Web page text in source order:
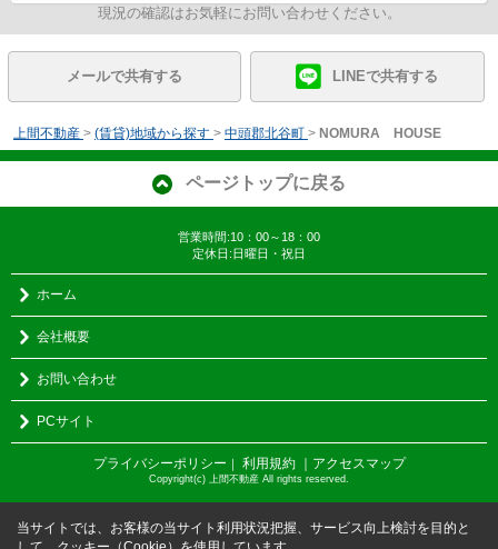
現況の確認はお気軽にお問い合わせください。
メールで共有する LINEで共有する
上間不動産 > (賃貸)地域から探す > 中頭郡北谷町 > NOMURA HOUSE
ページトップに戻る
営業時間:10：00～18：00
定休日:日曜日・祝日
ホーム
会社概要
お問い合わせ
PCサイト
プライバシーポリシー 利用規約 ｜アクセスマップ
Copyright(c) 上間不動産 All rights reserved.
当サイトでは、お客様の当サイト利用状況把握、サービス向上検討を目的と